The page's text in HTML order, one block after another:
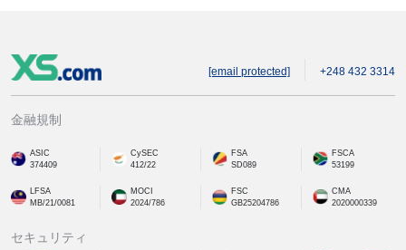
[email protected] +248 432 3314
金融規制
ASIC
374409
CySEC
412/22
FSA
SD089
FSCA
53199
LFSA
MB/21/0081
MOCI
2024/786
FSC
GB25204786
CMA
2020000339
セキュリティ